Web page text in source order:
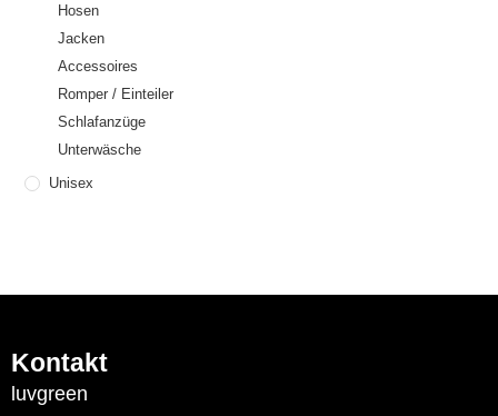
Hosen
Jacken
Accessoires
Romper / Einteiler
Schlafanzüge
Unterwäsche
Unisex
Kontakt
luvgreen